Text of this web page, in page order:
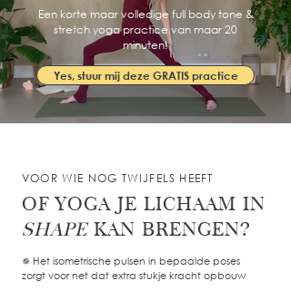
Een korte maar volledige full body tone &
stretch yoga practice van maar 20
minuten!
Yes, stuur mij deze GRATIS practice
VOOR WIE NOG TWIJFELS HEEFT
OF YOGA JE LICHAAM IN
SHAPEKAN BRENGEN?
✵ Het isometrische pulsen in bepaalde poses
zorgt voor net dat extra stukje kracht opbouw